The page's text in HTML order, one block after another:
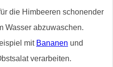
die Himbeeren schonender
Wasser abzuwaschen.
mit Bananen und
verarbeiten.